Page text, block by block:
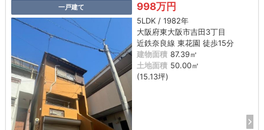
一戸建て 998万円
5LDK / 1982年
大阪府東大阪市吉田3丁目
近鉄奈良線 東花園 徒歩15分
建物面積 87.39㎡
土地面積 50.00㎡
(15.13坪)